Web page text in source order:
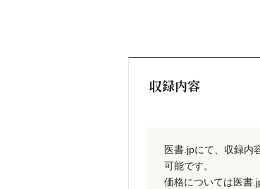
収録内容
医書.jpにて、収録内
可能です。
価格については医書